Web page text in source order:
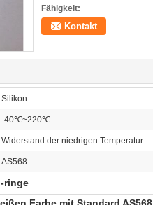
Fähigkeit:
Kontakt
Silikon
-40℃~220℃
Widerstand der niedrigen Temperatur
AS568
ringe